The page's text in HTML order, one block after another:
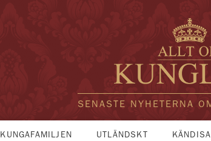
SENASTE NYHETERNA
KUNGAFAMILJEN UTLÄNDSKT